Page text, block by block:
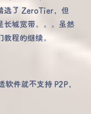
选了 ZeroTier，但
长城宽带。。。虽然
程的继续。
件就不支持 P2P，